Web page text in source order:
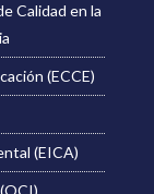
Calidad en la
(ECCE)
(EICA)